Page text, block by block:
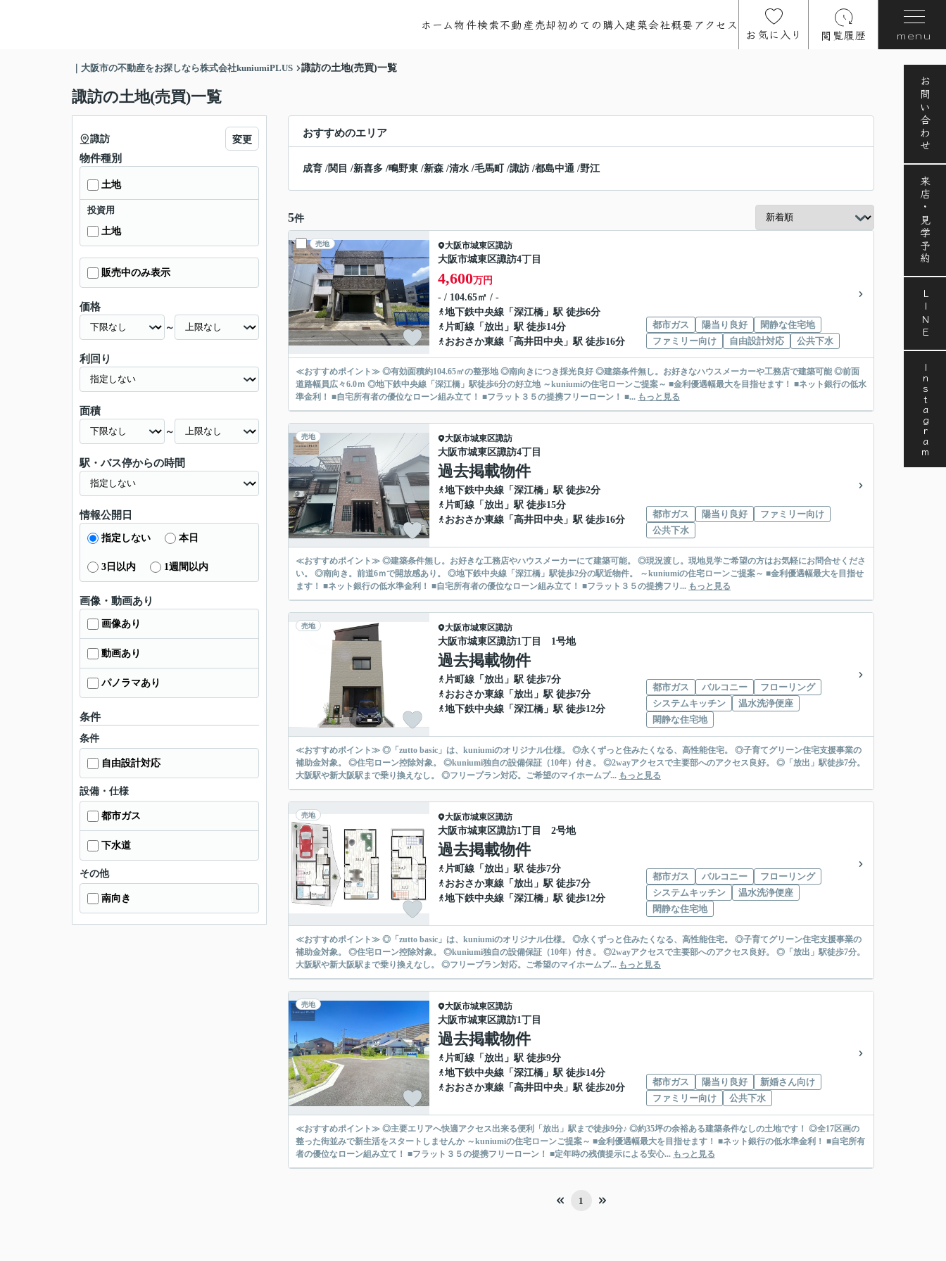
ホーム物件検索不動産売却初めての購入建築会社概要アクセス
お気に入り 閲覧履歴 menu
お問い合わせ
来店・見学予約
LINE
Instagram
｜大阪市の不動産をお探しなら株式会社kuniumiPLUS 諏訪の土地(売買)一覧
諏訪の土地(売買)一覧
おすすめのエリア
成育 /関目 /新喜多 /鴫野東 /新森 /清水 /毛馬町 /諏訪 /都島中通 /野江
5件
売地 大阪市城東区諏訪
大阪市城東区諏訪4丁目
4,600万円
- / 104.65㎡ / -
地下鉄中央線 「 深江橋 」駅 徒歩6分
片町線 「 放出 」駅 徒歩14分
おおさか東線 「 高井田中央 」駅 徒歩16分
都市ガス 陽当り良好
閑静な住宅地
ファミリー向け
自由設計対応 公共下水
≪おすすめポイント≫ ◎有効面積約104.65㎡の整形地 ◎南向きにつき採光良好 ◎建築条件無し。お好きなハウスメーカーや工務店で建築可能 ◎前面
道路幅員広々6.0ｍ ◎地下鉄中央線「深江橋」駅徒歩6分の好立地 ～kuniumiの住宅ローンご提案～ ■金利優遇幅最大を目指せます！ ■ネット銀行の低水
準金利！ ■自宅所有者の優位なローン組み立て！ ■フラット３５の提携フリーローン！ ■... もっと見る
売地 大阪市城東区諏訪
大阪市城東区諏訪4丁目
過去掲載物件
地下鉄中央線 「 深江橋 」駅 徒歩2分
片町線 「 放出 」駅 徒歩15分
おおさか東線 「 高井田中央 」駅 徒歩16分
都市ガス 陽当り良好
ファミリー向け
公共下水
≪おすすめポイント≫ ◎建築条件無し。お好きな工務店やハウスメーカーにて建築可能。 ◎現況渡し。現地見学ご希望の方はお気軽にお問合せくださ
い。 ◎南向き。前道6ｍで開放感あり。 ◎地下鉄中央線「深江橋」駅徒歩2分の駅近物件。 ～kuniumiの住宅ローンご提案～ ■金利優遇幅最大を目指せ
ます！ ■ネット銀行の低水準金利！ ■自宅所有者の優位なローン組み立て！ ■フラット３５の提携フリ... もっと見る
売地 大阪市城東区諏訪
大阪市城東区諏訪1丁目 1号地
過去掲載物件
片町線 「 放出 」駅 徒歩7分
おおさか東線 「 放出 」駅 徒歩7分
地下鉄中央線 「 深江橋 」駅 徒歩12分
都市ガス バルコニー
フローリング
システムキッチン
温水洗浄便座
閑静な住宅地
≪おすすめポイント≫ ◎「zutto basic」は、kuniumiのオリジナル仕様。 ◎永くずっと住みたくなる、高性能住宅。 ◎子育てグリーン住宅支援事業の
補助金対象。 ◎住宅ローン控除対象。 ◎kuniumi独自の設備保証（10年）付き。 ◎2wayアクセスで主要部へのアクセス良好。 ◎「放出」駅徒歩7分。
大阪駅や新大阪駅まで乗り換えなし。 ◎フリープラン対応。ご希望のマイホームプ... もっと見る
売地 大阪市城東区諏訪
大阪市城東区諏訪1丁目 2号地
過去掲載物件
片町線 「 放出 」駅 徒歩7分
おおさか東線 「 放出 」駅 徒歩7分
地下鉄中央線 「 深江橋 」駅 徒歩12分
都市ガス バルコニー
フローリング
システムキッチン
温水洗浄便座
閑静な住宅地
≪おすすめポイント≫ ◎「zutto basic」は、kuniumiのオリジナル仕様。 ◎永くずっと住みたくなる、高性能住宅。 ◎子育てグリーン住宅支援事業の
補助金対象。 ◎住宅ローン控除対象。 ◎kuniumi独自の設備保証（10年）付き。 ◎2wayアクセスで主要部へのアクセス良好。 ◎「放出」駅徒歩7分。
大阪駅や新大阪駅まで乗り換えなし。 ◎フリープラン対応。ご希望のマイホームプ... もっと見る
売地 大阪市城東区諏訪
大阪市城東区諏訪1丁目
過去掲載物件
片町線 「 放出 」駅 徒歩9分
地下鉄中央線 「 深江橋 」駅 徒歩14分
おおさか東線 「 高井田中央 」駅 徒歩20分
都市ガス 陽当り良好
新婚さん向け
ファミリー向け
公共下水
≪おすすめポイント≫ ◎主要エリアへ快適アクセス出来る便利「放出」駅まで徒歩9分♪ ◎約35坪の余裕ある建築条件なしの土地です！ ◎全17区画の
整った街並みで新生活をスタートしませんか ～kuniumiの住宅ローンご提案～ ■金利優遇幅最大を目指せます！ ■ネット銀行の低水準金利！ ■自宅所有
者の優位なローン組み立て！ ■フラット３５の提携フリーローン！ ■定年時の残債提示による安心... もっと見る
1
諏訪 変更
物件種別
土地
投資用
土地
販売中のみ表示
価格
～
利回り
面積
～
駅・バス停からの時間
情報公開日
指定しない 本日
3日以内 1週間以内
画像・動画あり
画像あり
動画あり
パノラマあり
条件
条件
自由設計対応
設備・仕様
都市ガス
下水道
その他
南向き